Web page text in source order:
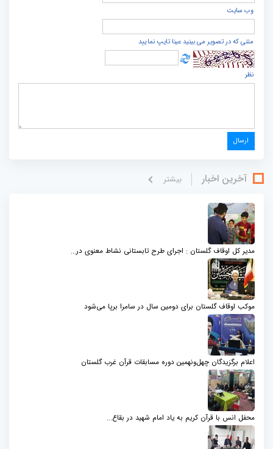
وب سایت
متنی که در تصویر می بینید عینا تایپ نمایید
نظر
آخرین اخبار بيشتر
مدیر کل اوقاف گلستان : اجرای طرح تابستانی نشاط معنوی در...
موکب اوقاف گلستان برای دومین سال در سامرا برپا می‌شود
اعلام برگزیدگان چهل‌ونهمین دوره مسابقات قرآن غرب گلستان
محفل انس با قرآن کریم به یاد امام شهید در بقاع...